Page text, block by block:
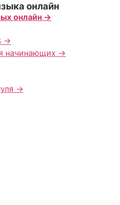
онлайн
онлайн ->
->
начинающих ->
->